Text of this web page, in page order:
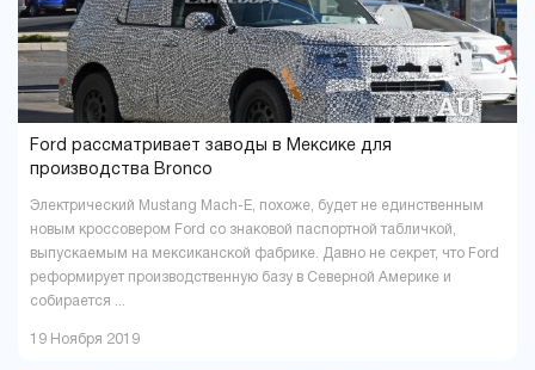
Ford рассматривает заводы в Мексике для
производства Bronco
Электрический Mustang Mach-E, похоже, будет не единственным
новым кроссовером Ford со знаковой паспортной табличкой,
выпускаемым на мексиканской фабрике. Давно не секрет, что Ford
реформирует производственную базу в Северной Америке и
собирается ...
19 Ноября 2019